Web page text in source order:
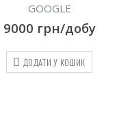
DISCO 90
10500грн/добу
ДОДАТИ У КОШИК